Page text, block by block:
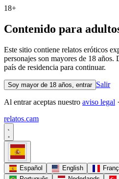
18+
Contenido para
Este sitio contiene relatos eróticos
personajes son mayores de 18 años.
país de residencia para continuar.
Soy mayor de 18 años, entrar Salir
Al entrar aceptas nuestro aviso legal ·
relatos.cam
Español English